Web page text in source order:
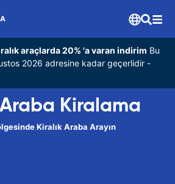
araçlarda 20% 'a varan indirim Bu
2026 adresine kadar geçerlidir -
Kiralama
Kiralık Araba Arayın